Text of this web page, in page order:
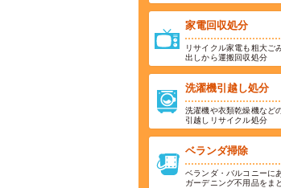
家電回収処分
リサイクル家電も粗大ご
出しから運搬回収処分
洗濯機引越し処分
洗濯機や衣類乾燥機など
引越しリサイクル処分
ベランダ掃除
ベランダ・バルコニーに
ガーデニング不用品をま